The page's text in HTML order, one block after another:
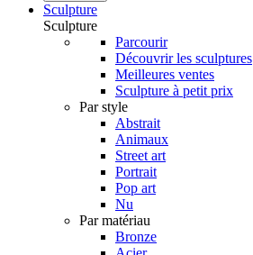
Sculpture
Sculpture
Parcourir
Découvrir les sculptures
Meilleures ventes
Sculpture à petit prix
Par style
Abstrait
Animaux
Street art
Portrait
Pop art
Nu
Par matériau
Bronze